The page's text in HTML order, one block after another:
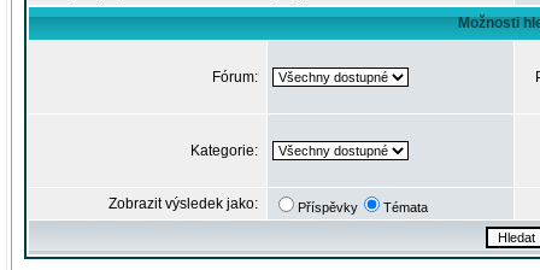
Možnosti
Fórum:
Kategorie:
Zobrazit výsledek jako: Příspěvky Témata